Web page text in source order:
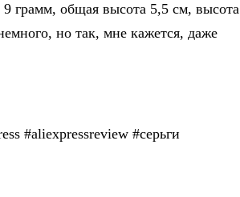
грамм, общая высота 5,5 см, высота
но так, мне кажется, даже
#aliexpressreview #серьги